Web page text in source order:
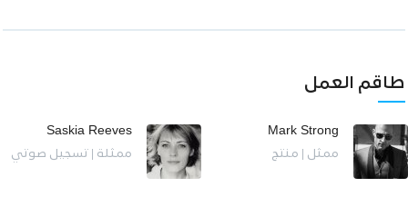
طاقم العمل
Mark Strong
ممثل | منتج
Saskia Reeves
ممثلة | تسجيل صوتي